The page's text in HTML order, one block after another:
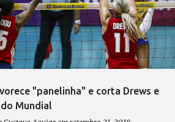
"panelinha" e corta Drews e
Mundial